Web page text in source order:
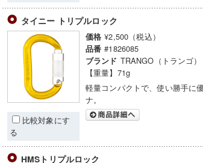
タイニー トリプルロック
比較対象にす
る
価格 ¥2,500（税込）
品番 #1826085
ブランド TRANGO（トランゴ）
【重量】71g
軽量コンパクトで、使い勝手に
ナ。
HMSトリプルロック